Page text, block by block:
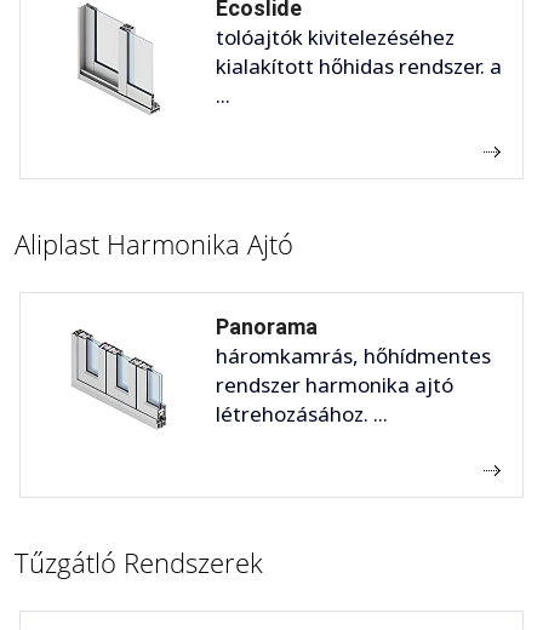
Ecoslide
tolóajtók kivitelezéséhez
kialakított hőhidas rendszer. a
...
Aliplast Harmonika Ajtó
Panorama
háromkamrás, hőhídmentes
rendszer harmonika ajtó
létrehozásához. ...
Tűzgátló Rendszerek